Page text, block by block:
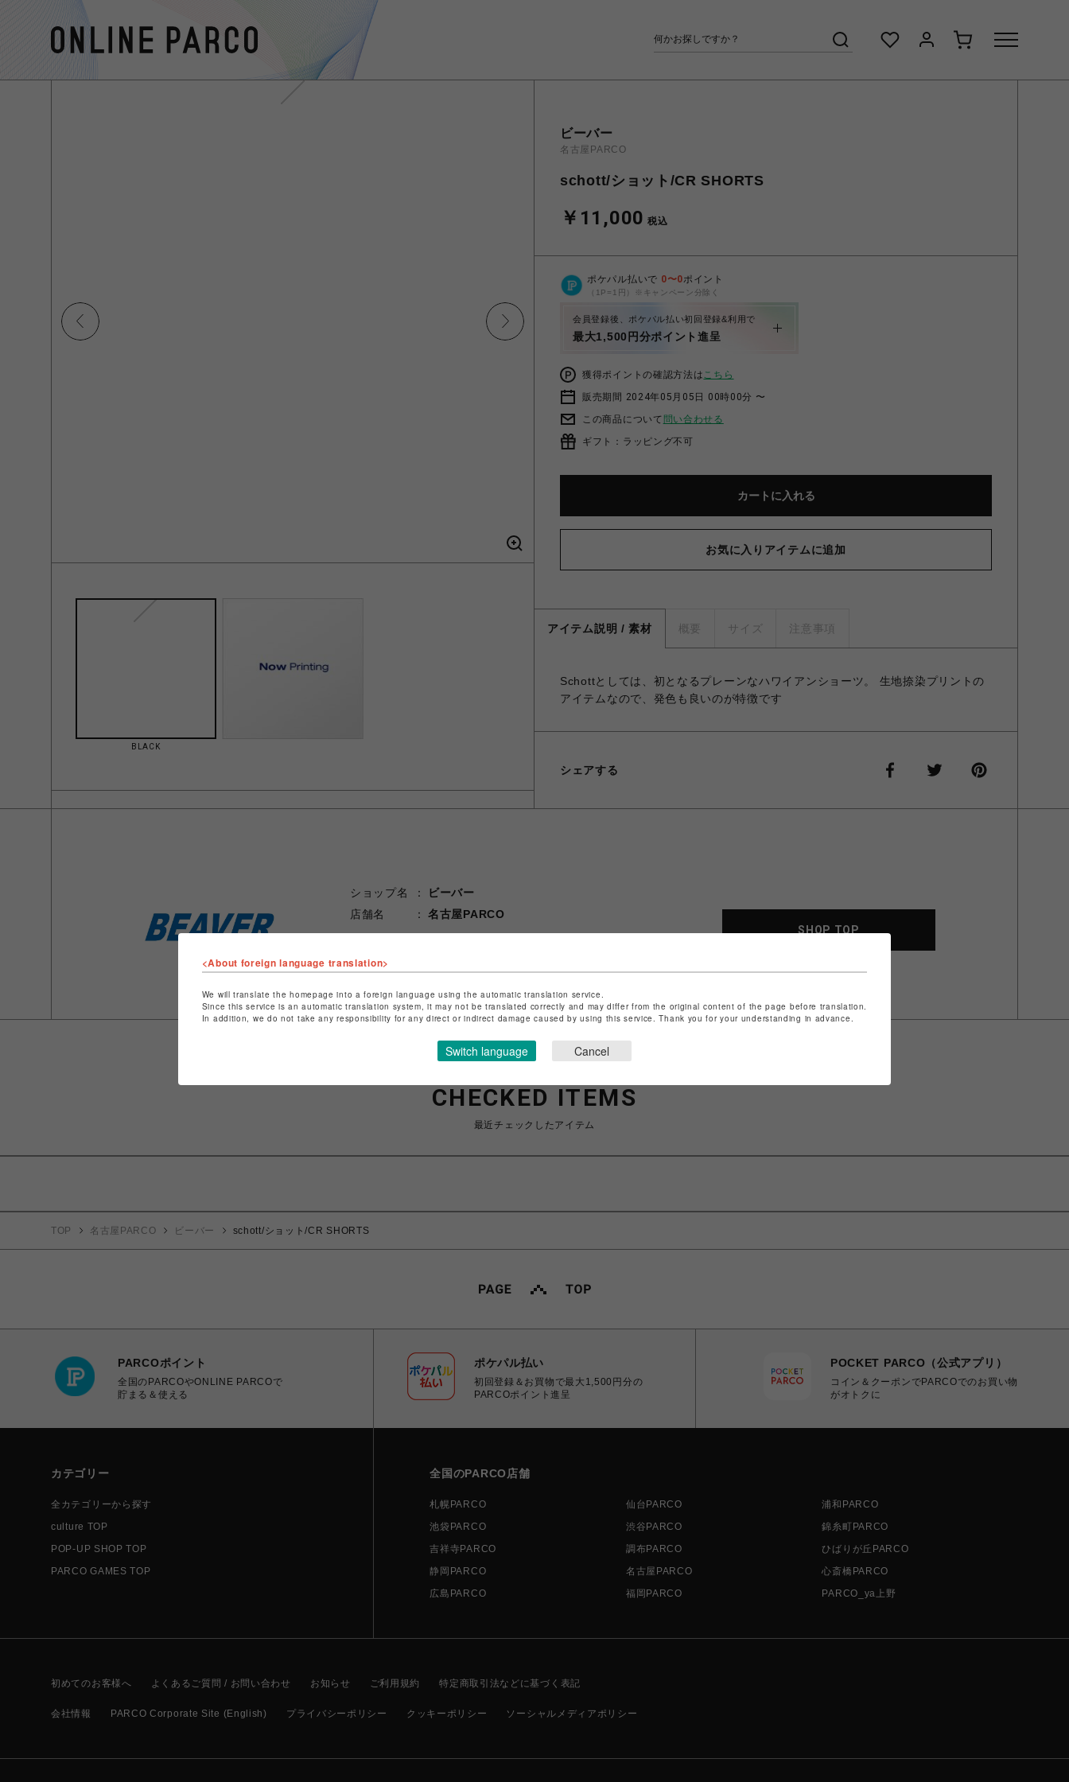
BLACK
ビーバー
名古屋PARCO
schott/ショット/CR SHORTS
￥11,000 税込
ポケパル払いで 0〜0ポイント
（1P=1円）※キャンペーン分除く
会員登録後、ポケパル払い初回登録&利用で
最大1,500円分ポイント進呈
獲得ポイントの確認方法はこちら
販売期間 2024年05月05日 00時00分 〜
この商品について 問い合わせる
ギフト：ラッピング不可
カートに入れる
お気に入りアイテムに追加
アイテム説明 / 素材 概要 サイズ 注意事項
Schottとしては、初となるプレーンなハワイアンショーツ。 生地捺染プリントの
アイテムなので、発色も良いのが特徴です
シェアする
ショップ名
ビーバー
店舗名
名古屋PARCO
ショップお問い合わせは
SHOP TOP
CHECKED ITEMS
最近チェックしたアイテム
TOP 名古屋PARCO ビーバー schott/ショット/CR SHORTS
PARCOポイント
全国のPARCOやONLINE PARCOで
貯まる＆使える
ポケパル払い
初回登録＆お買物で最大1,500円分の
PARCOポイント進呈
POCKET PARCO（公式アプリ）
コイン＆クーポンでPARCOでのお買い物
がオトクに
カテゴリー
全カテゴリーから探す
culture TOP
POP-UP SHOP TOP
PARCO GAMES TOP
全国のPARCO店舗
札幌PARCO 仙台PARCO
浦和PARCO
池袋PARCO
渋谷PARCO
錦糸町PARCO
吉祥寺PARCO
調布PARCO
ひばりが丘PARCO
静岡PARCO
名古屋PARCO
心斎橋PARCO
広島PARCO
福岡PARCO PARCO_ya上野
初めてのお客様へ よくあるご質問 / お問い合わせ お知らせ ご利用規約 特定商取引法などに基づく表記
会社情報 PARCO Corporate Site (English) プライバシーポリシー クッキーポリシー ソーシャルメディアポリシー
<About foreign language translation>
We will translate the homepage into a foreign language using the automatic translation service.
Since this service is an automatic translation system, it may not be translated correctly and may differ from the original content of the page before translation.
In addition, we do not take any responsibility for any direct or indirect damage caused by using this service. Thank you for your understanding in advance.
Switch language Cancel